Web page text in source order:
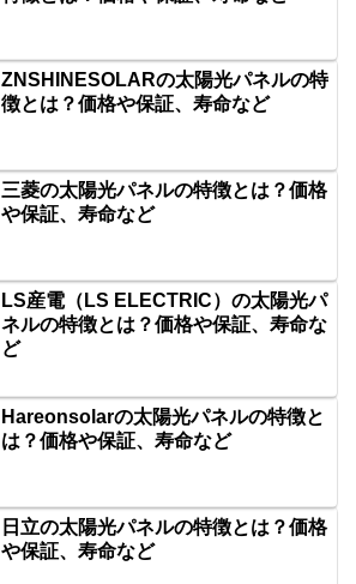
ZNSHINESOLARの太陽光パネルの特
徴とは？価格や保証、寿命など
三菱の太陽光パネルの特徴とは？価格
や保証、寿命など
LS産電（LS ELECTRIC）の太陽光パ
ネルの特徴とは？価格や保証、寿命な
ど
Hareonsolarの太陽光パネルの特徴と
は？価格や保証、寿命など
日立の太陽光パネルの特徴とは？価格
や保証、寿命など